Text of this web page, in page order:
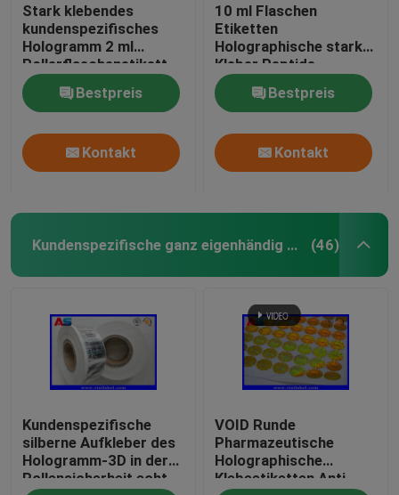
Stark klebendes
kundenspezifisches
Hologramm 2 ml
Rollerflaschenetikett
für Peptide
Bestpreis
Kontakt
10 ml Flaschen
Etiketten
Holographische starke
Kleber Peptide
Pharmazeutische
Flaschenetiketten
25x60mm
Bestpreis
Kontakt
Kundenspezifische ganz eigenhändig geschriebe Aufkleber (46)
Kundenspezifische
silberne Aufkleber des
Hologramm-3D in der
Rollensicherheit echt
VOID Runde
Pharmazeutische
Holographische
Klebeetiketten Anti-